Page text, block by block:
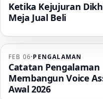
Ketika Kejujuran
Meja Jual Beli
FEB 06·PENGALAMAN
Catatan Pengalaman
Membangun Voice
Awal 2026